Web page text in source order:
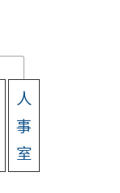
人
事
室